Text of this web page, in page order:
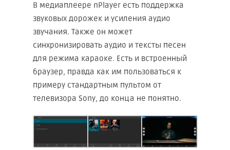
В медиаплеере nPlayer есть поддержка
звуковых дорожек и усиления аудио
звучания. Также он может
синхронизировать аудио и тексты песен
для режима караоке. Есть и встроенный
браузер, правда как им пользоваться к
примеру стандартным пультом от
телевизора Sony, до конца не понятно.